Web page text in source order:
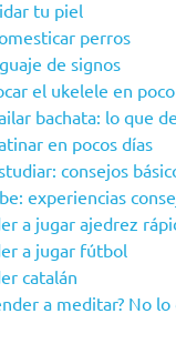
tu piel
perros
de signos
el ukelele en
bachata: lo que
en pocos días
consejos
experiencias
a jugar ajedrez
a jugar fútbol
catalán
a meditar? No lo